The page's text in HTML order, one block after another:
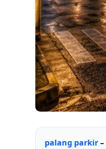
palang parkir–